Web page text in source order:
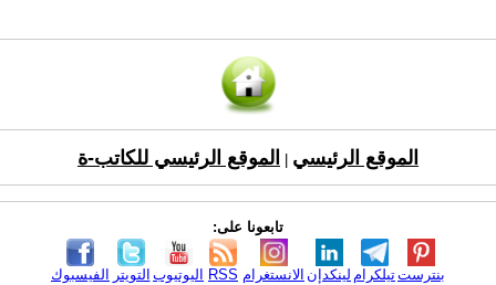
الموقع الرئيسي الموقع الرئيسي للكاتب-ة
تابعونا على:
الفيسبوك التويتر اليوتيوب RSS الانستغرام لينكدإن تيلكرامبنترست